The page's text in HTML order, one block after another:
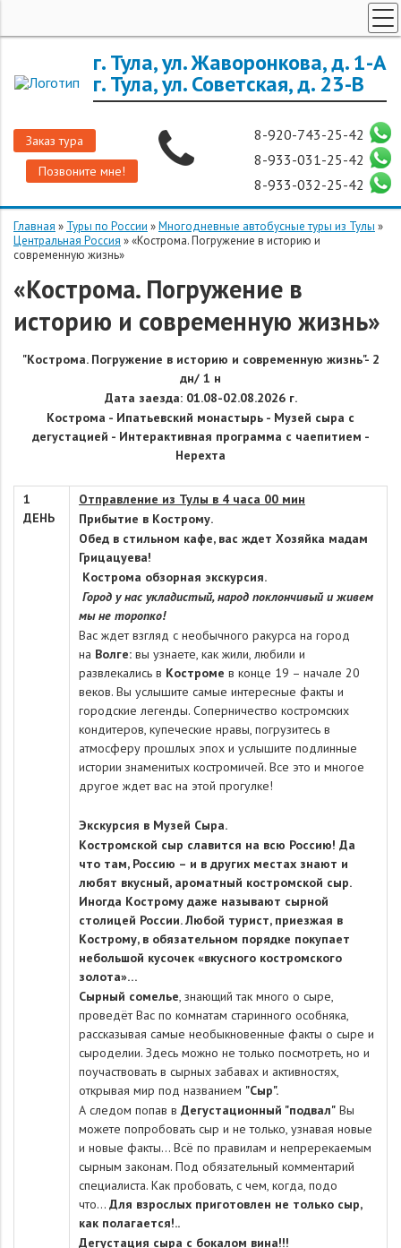
г. Тула, ул. Жаворонкова, д. 1-А
г. Тула, ул. Советская, д. 23-В
Заказ тура
Позвоните мне!
8-920-743-25-42
8-933-031-25-42
8-933-032-25-42
ЗАРУБЕЖНЫЕ ТУРЫ
ГОРЯЩИЕ ТУРЫ
О КОМПАНИИ
Главная » Туры по России »Многодневные автобусные туры из Тулы »
Центральная Россия »«Кострома. Погружение в историю и
современную жизнь»
«Кострома. Погружение в
историю и современную жизнь»
"Кострома. Погружение в историю и современную жизнь"- 2
дн/ 1 н
Дата заезда: 01.08-02.08.2026 г.
Кострома - Ипатьевский монастырь - Музей сыра с
дегустацией - Интерактивная программа с чаепитием -
Нерехта
1
ДЕНЬ
Отправление из Тулы в 4 часа 00 мин
Прибытие в Кострому.
Обед в стильном кафе, вас ждет Хозяйка мадам
Грицацуева!
Кострома обзорная экскурсия.
Город у нас укладистый, народ поклончивый и живем
мы не торопко!
Вас ждет взгляд с необычного ракурса на город
на Волге: вы узнаете, как жили, любили и
развлекались в Костроме в конце 19 – начале 20
веков. Вы услышите самые интересные факты и
городские легенды. Соперничество костромских
кондитеров, купеческие нравы, погрузитесь в
атмосферу прошлых эпох и услышите подлинные
истории знаменитых костромичей. Все это и многое
другое ждет вас на этой прогулке!
Экскурсия в Музей Сыра.
Костромской сыр славится на всю Россию! Да
что там, Россию – и в других местах знают и
любят вкусный, ароматный костромской сыр.
Иногда Кострому даже называют сырной
столицей России. Любой турист, приезжая в
Кострому, в обязательном порядке покупает
небольшой кусочек «вкусного костромского
золота»…
Сырный сомелье, знающий так много о сыре,
проведёт Вас по комнатам старинного особняка,
рассказывая самые необыкновенные факты о сыре и
сыроделии. Здесь можно не только посмотреть, но и
поучаствовать в сырных забавах и активностях,
открывая мир под названием "Сыр".
А следом попав в Дегустационный "подвал" Вы
можете попробовать сыр и не только, узнавая новые
и новые факты... Всё по правилам и непререкаемым
сырным законам. Под обязательный комментарий
специалиста. Как пробовать, с чем, когда, подо
что… Для взрослых приготовлен не только сыр,
как полагается!..
Дегустация сыра с бокалом вина!!!